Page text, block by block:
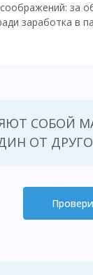
соображений: за
заработка в
ОТ